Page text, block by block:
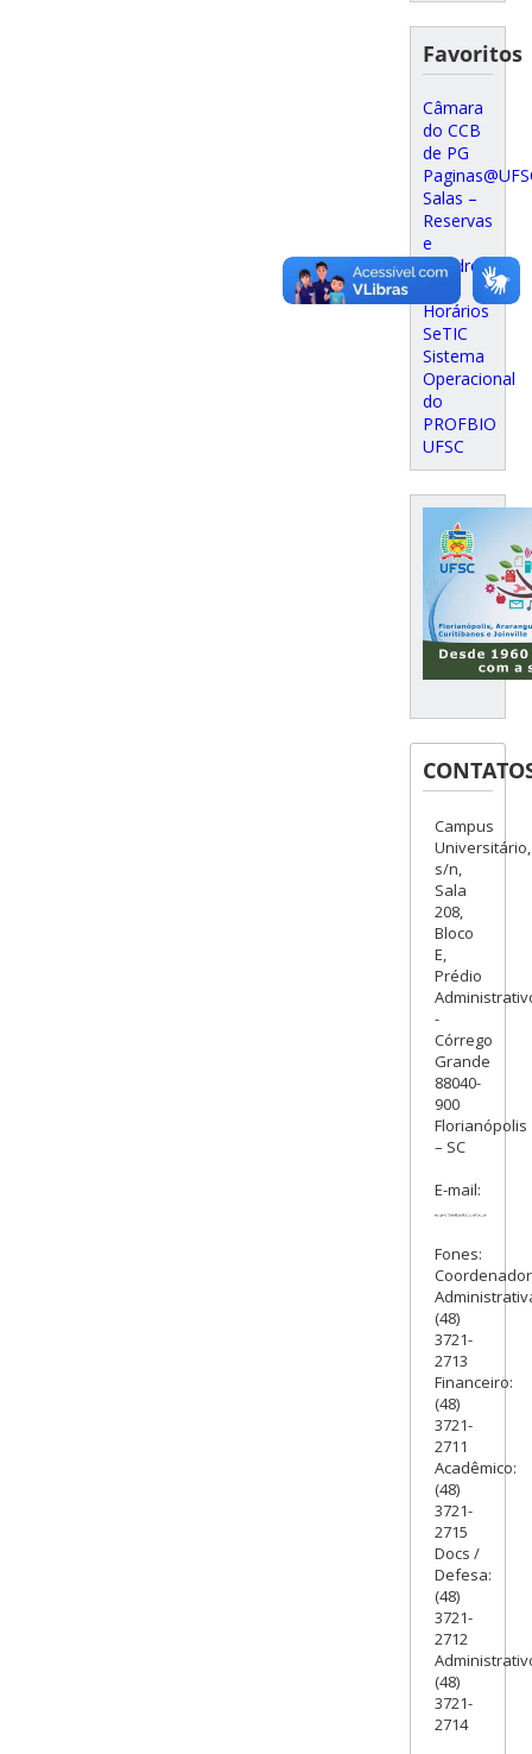
Favoritos
Câmara
do CCB
de PG
Salas –
Reservas
e
Quadro
Horários
SeTIC
Sistema
Operacional
do
PROFBIO
UFSC
Campus
Universitário,
s/n,
Sala
208,
Bloco
E,
Prédio
-
Córrego
Grande
88040-
900
Florianópolis
– SC
E-mail:
Fones:
(48)
3721-
2713
Financeiro:
(48)
3721-
2711
Acadêmico:
(48)
3721-
2715
Docs /
Defesa:
(48)
3721-
2712
(48)
3721-
2714